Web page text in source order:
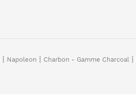
Napoleon Charbon - Gamme Charcoal|